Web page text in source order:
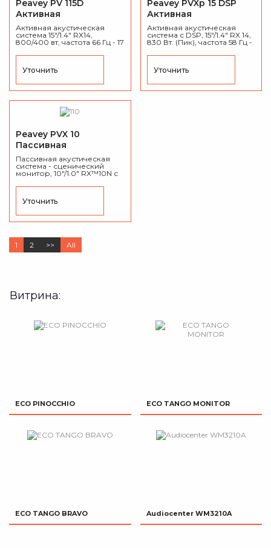
Peavey PV 115D
Активная
акустическая система
Активная акустическая
система 15"/1.4" RX14,
800/400 вт, частота 66 Гц - 17
40°, МДФ карпет, вес 25,4
Уточнить
Peavey PVXp 15 DSP
Активная
акустическая система
Активная акустическая
система с DSP, 15"/1.4" RX 14,
830 Вт. (Пик), частота 58 Гц -
128 дБ, ABS пластик, вес 23,2
Уточнить
Peavey PVX 10
Пассивная
акустическая система
Пассивная акустическая
система - сценический
монитор, 10"/1.0" RX™10N с
800/400 Вт, 8 Ом, 74 Гц - 18
пластик, вес 11,3 кг.
Уточнить
1 2 >> All
Витрина:
ECO PINOCCHIO ECO TANGO MONITOR
ECO TANGO BRAVO Audiocenter WM3210A